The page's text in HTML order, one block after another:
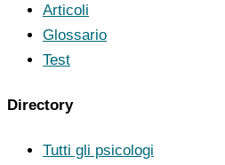
Articoli
Glossario
Test
Directory
Tutti gli psicologi